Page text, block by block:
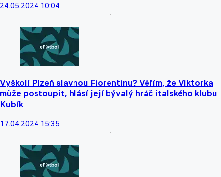
24.05.2024 10:04
Vyškolí Plzeň slavnou Fiorentinu? Věřím, že Viktorka
může postoupit, hlásí její bývalý hráč italského klubu
Kubík
17.04.2024 15:35